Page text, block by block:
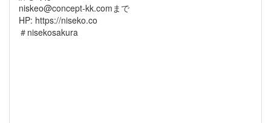
niskeo@concept-kk.comまで
HP: https://niseko.co
＃nisekosakura